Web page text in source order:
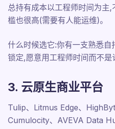
总持有成本以工程师时间为主
槛也很高(需要有人能运维)。
什么时候选它:你有一支熟悉
锁定,愿意用工程师时间而不是
3. 云原生商业平台
Tulip、Litmus Edge、
Cumulocity、AVEVA Data